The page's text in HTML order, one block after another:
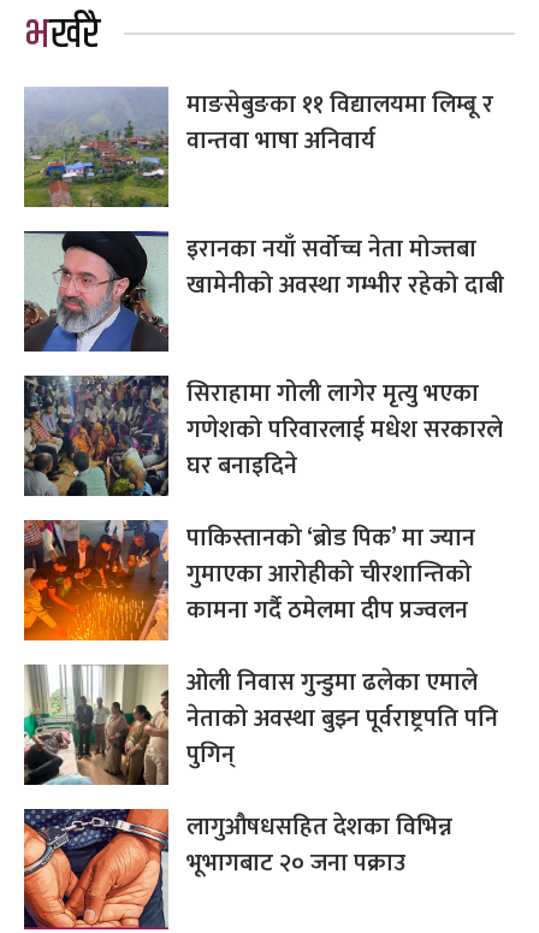
भर्खरै
माङसेबुङका ११ विद्यालयमा लिम्बू र
वान्तवा भाषा अनिवार्य
इरानका नयाँ सर्वोच्च नेता मोज्तबा
खामेनीको अवस्था गम्भीर रहेको दाबी
सिराहामा गोली लागेर मृत्यु भएका
गणेशको परिवारलाई मधेश सरकारले
घर बनाइदिने
पाकिस्तानको ‘ब्रोड पिक’ मा ज्यान
गुमाएका आरोहीको चीरशान्तिको
कामना गर्दै ठमेलमा दीप प्रज्वलन
ओली निवास गुन्डुमा ढलेका एमाले
नेताको अवस्था बुझ्न पूर्वराष्ट्रपति पनि
पुगिन्
लागुऔषधसहित देशका विभिन्न
भूभागबाट २० जना पक्राउ